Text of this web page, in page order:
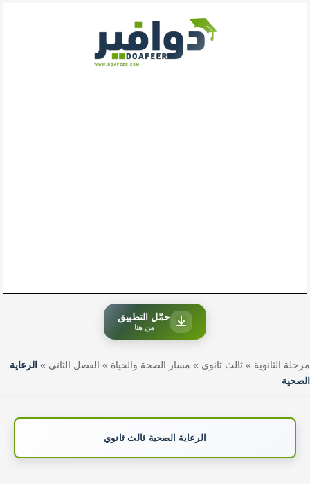
حمّل التطبيق
من هنا
مرحلة الثانوية » ثالث ثانوي » مسار الصحة والحياة » الفصل الثاني » الرعاية
الصحية
الرعاية الصحية ثالث ثانوي